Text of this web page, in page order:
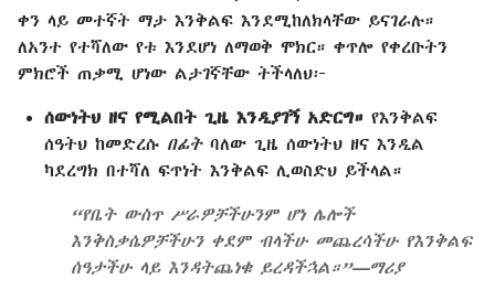
ቀን ላይ መተኛት ማታ እንቅልፍ እንደሚከለክላቸው ይናገራሉ።
ለአንተ የተሻለው የቱ እንደሆነ ለማወቅ ሞክር። ቀጥሎ የቀረቡትን
ምክሮች ጠቃሚ ሆነው ልታገኛቸው ትችላለህ፦
ሰውነትህ ዘና የሚልበት ጊዜ እንዲያገኝ አድርግ። የእንቅልፍ
ሰዓትህ ከመድረሱ በፊትባለው ጊዜ ሰውነትህ ዘና እንዲል
ካደረግክ በተሻለ ፍጥነት እንቅልፍ ሊወስድህ ይችላል።
“የቤት ውስጥ ሥራዎቻችሁንም ሆነ ሌሎች
እንቅስቃሴዎቻችሁን ቀደም ብላችሁ መጨረሳችሁ የእንቅልፍ
ሰዓታችሁ ላይ እንዳትጨነቁ ይረዳችኋል።”—ማሪያ